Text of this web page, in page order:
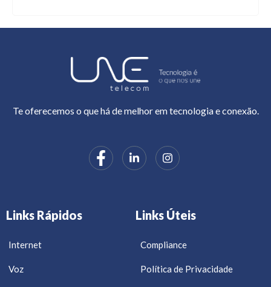
Te oferecemos o que há de melhor em tecnologia e conexão.
Links Rápidos
Internet
Voz
Links Úteis
Compliance
Política de Privacidade